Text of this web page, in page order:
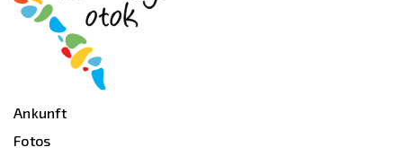
Ankunft
Fotos